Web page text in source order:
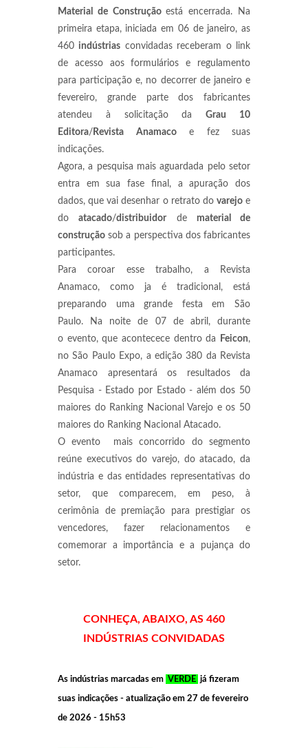
Material de Construçãoestá encerrada. Na
primeira etapa, iniciada em 06 de janeiro, as
460indústrias convidadas receberam o link
de acesso aos formulários e regulamento
para participação e, no decorrer de janeiro e
fevereiro, grande parte dos fabricantes
atendeu à solicitação daGrau 10
Editora/ Revista Anamacoe fez suas
indicações.
Agora, a pesquisa mais aguardada pelo setor
entra em sua fase final, a apuração dos
dados, que vai desenhar o retrato do varejoe
doatacado/distribuidor de material de
construção sob a perspectiva dos fabricantes
participantes.
Para coroar esse trabalho, a Revista
Anamaco, como ja é tradicional, está
preparando uma grande festa em São
Paulo. Na noite de 07 de abril, durante
o evento, que acontecece dentro da
Feicon,
no São Paulo Expo, a edição 380 da Revista
Anamaco apresentará os resultados da
Pesquisa - Estado por Estado - além dos 50
maiores do Ranking Nacional Varejo e os 50
maiores do Ranking Nacional Atacado.
O evento mais concorrido do segmento
reúne executivos do varejo, do atacado, da
indústria e das entidades representativas do
setor, que comparecem, em peso, à
cerimônia de premiação para prestigiar os
vencedores, fazer relacionamentos e
comemorar a importância e a pujança do
setor.
CONHEÇA, ABAIXO, AS 460
INDÚSTRIAS CONVIDADAS
As indústrias marcadas em VERDE já fizeram
suas indicações - atualização em 27 de fevereiro
de 2026 - 15h53